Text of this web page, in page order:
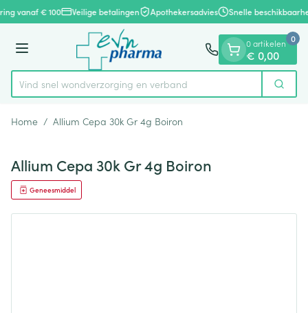
Ga naar de inhoud
1 van 1
vanaf € 100 Veilige betalingen Apothekersadvies Snelle
Menu
Product, merk, categorie...
Vind snel wondverzorging en verband Zoek
0 artikelen
€ 0,00
0
Home / Allium Cepa 30k Gr 4g Boiron
Allium Cepa 30k Gr 4g Boiron
Geneesmiddel